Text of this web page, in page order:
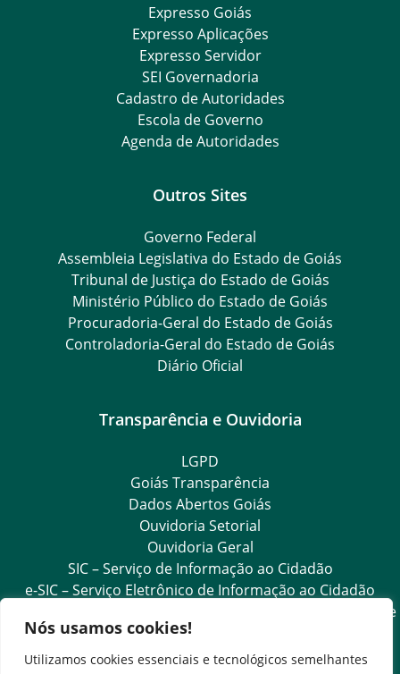
Nós usamos cookies!
Utilizamos cookies essenciais e tecnológicos semelhantes
Expresso Goiás
Expresso Aplicações
Expresso Servidor
SEI Governadoria
Cadastro de Autoridades
Escola de Governo
Agenda de Autoridades
Outros Sites
Governo Federal
Assembleia Legislativa do Estado de Goiás
Tribunal de Justiça do Estado de Goiás
Ministério Público do Estado de Goiás
Procuradoria-Geral do Estado de Goiás
Controladoria-Geral do Estado de Goiás
Diário Oficial
Transparência e Ouvidoria
LGPD
Goiás Transparência
Dados Abertos Goiás
Ouvidoria Setorial
Ouvidoria Geral
SIC – Serviço de Informação ao Cidadão
e-SIC – Serviço Eletrônico de Informação ao Cidadão
Acesso às Informações das Organizações Sociais de Saúde
e Sociedade Civil
Ouvidoria Setorial (Expresso)